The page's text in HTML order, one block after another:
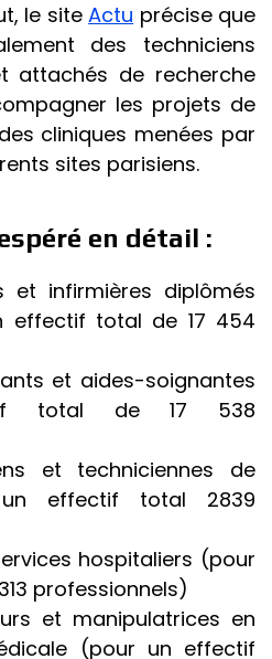
le siteActu précise que
des techniciens
attachés de recherche
les projets de
cliniques menées par
sites parisiens.
en détail :
infirmières diplômés
effectif total de 17 454
et aides-soignantes
total de 17 538
et techniciennes de
effectif total 2839
hospitaliers (pour
professionnels)
et manipulatrices en
(pour un effectif